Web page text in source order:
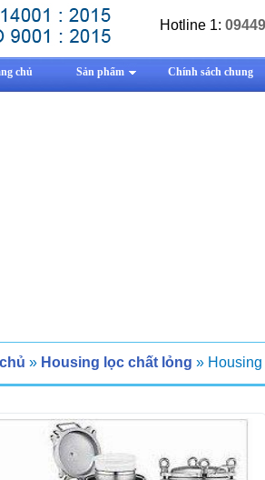
Hotline 1:
chủ Sản phẩm Chính sách chung
» Housing lọc chất lỏng » Housing